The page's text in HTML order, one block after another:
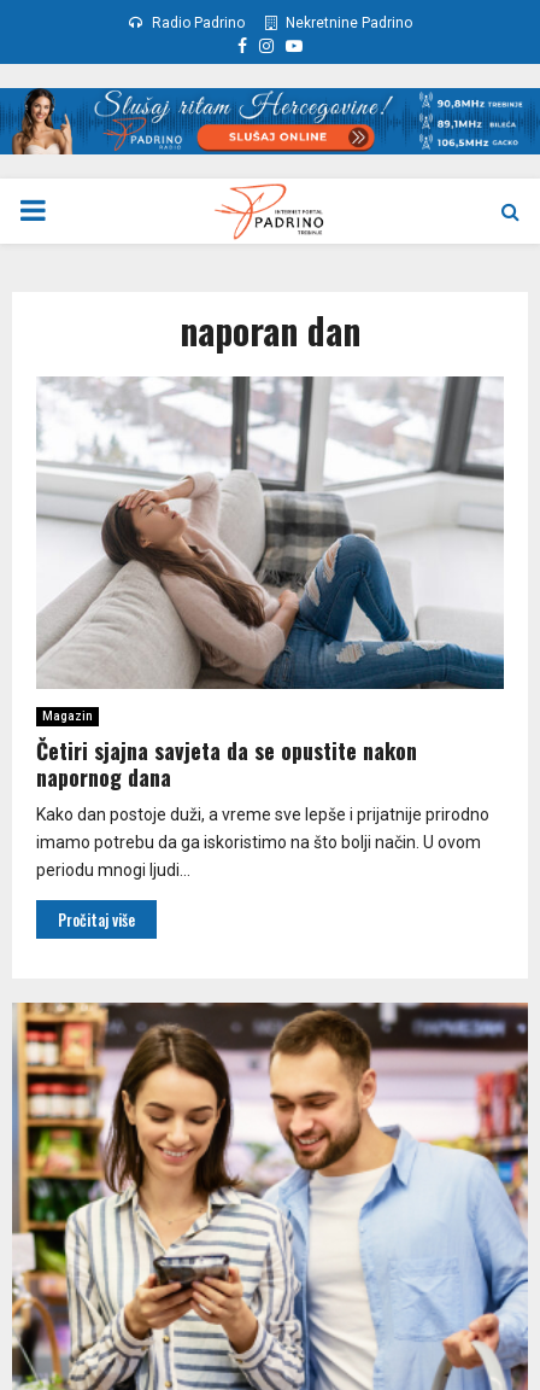
Radio Padrino Nekretnine Padrino
Facebook
Instagram
Youtube
PRIMARY
naporan dan
Magazin
Četiri sjajna savjeta da se opustite nakon
napornog dana
Kako dan postoje duži, a vreme sve lepše i prijatnije prirodno
imamo potrebu da ga iskoristimo na što bolji način. U ovom
periodu mnogi ljudi...
Pročitaj više